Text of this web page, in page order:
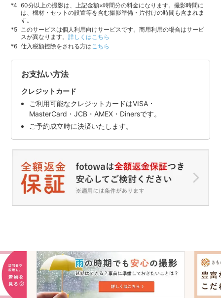
60分以上の撮影は、上記金額×時間分の料金になります。撮影時間に
は、機材・セットの設置等を含む撮影準備・片付けの時間も含まれま
す。
このサービスは個人利用向けサービスです。商用利用の場合はサービ
スが異なります。詳しくはこちら
仕入税額控除をされる方は こちら
お支払い方法
クレジットカード
ご利用可能なクレジットカードはVISA・
MasterCard・JCB・AMEX・Dinersです。
ご予約成立時に決済いたします。